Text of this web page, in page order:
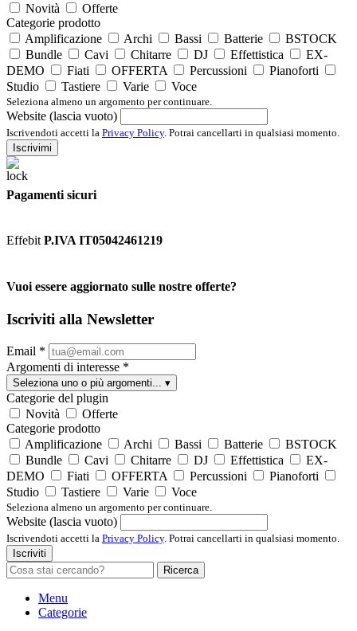
Novità
Offerte
Categorie prodotto
Amplificazione
Archi Bassi Batterie
BSTOCK
Bundle
Cavi Chitarre DJ Effettistica
EX-
DEMO
Fiati OFFERTA Percussioni
Pianoforti
Studio
Tastiere Varie Voce
Seleziona almeno un argomento per continuare.
Website (lascia vuoto)
Iscrivendoti accetti la Privacy Policy. Potrai cancellarti in qualsiasi momento.
Iscrivimi
Pagamenti sicuri
Effebit P.IVA IT05042461219
Vuoi essere aggiornato sulle nostre offerte?
Iscriviti alla Newsletter
Email *
Argomenti di interesse *
Seleziona uno o più argomenti... ▾
Categorie del plugin
Novità
Offerte
Categorie prodotto
Amplificazione
Archi Bassi Batterie
BSTOCK
Bundle
Cavi Chitarre DJ Effettistica
EX-
DEMO
Fiati OFFERTA Percussioni
Pianoforti
Studio
Tastiere Varie Voce
Seleziona almeno un argomento per continuare.
Website (lascia vuoto)
Iscrivendoti accetti la Privacy Policy. Potrai cancellarti in qualsiasi momento.
Iscriviti
Ricerca
Menu
Categorie